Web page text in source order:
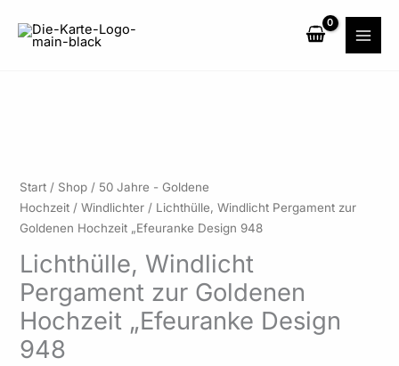
Inhalt
springen
Start / Shop / 50 Jahre - Goldene
Hochzeit /Windlichter / Lichthülle, Windlicht Pergament zur
Goldenen Hochzeit „Efeuranke Design 948
Lichthülle, Windlicht
Pergament zur Goldenen
Hochzeit „Efeuranke Design
948
Preisspanne:
2,75 €
bis
Lichthülle,
Windlicht
Pergament
Goldenen
Hochzeit
"Efeuranke
Design
948